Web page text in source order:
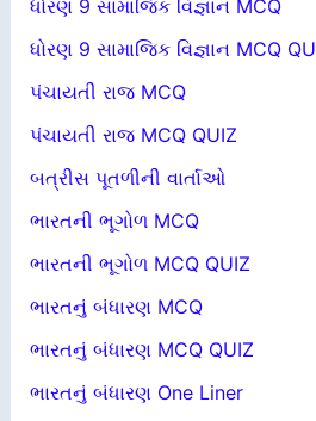
ધોરણ 9 સામાજિક વિજ્ઞાન MCQ
ધોરણ 9 સામાજિક વિજ્ઞાન MCQ
પંચાયતી રાજ MCQ
પંચાયતી રાજ MCQ QUIZ
બત્રીસ પૂતળીની વાર્તાઓ
ભારતની ભૂગોળ MCQ
ભારતની ભૂગોળ MCQ QUIZ
ભારતનું બંધારણ MCQ
ભારતનું બંધારણ MCQ QUIZ
ભારતનું બંધારણ One Liner